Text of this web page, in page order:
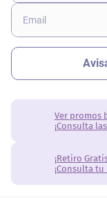
Ver promos
¡Consulta
¡Retiro
¡Consulta tu